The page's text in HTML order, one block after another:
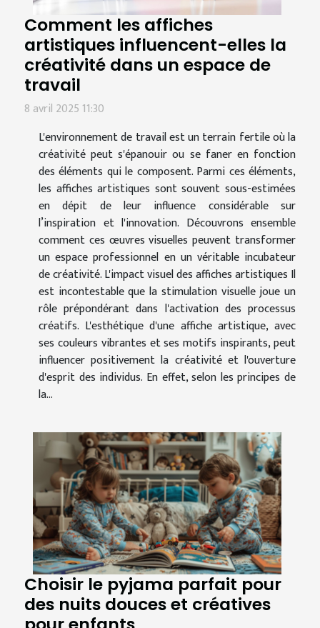
Comment les affiches
artistiques influencent-elles la
créativité dans un espace de
travail
8 avril 2025 11:30
L'environnement de travail est un terrain fertile où la
créativité peut s'épanouir ou se faner en fonction
des éléments qui le composent. Parmi ces éléments,
les affiches artistiques sont souvent sous-estimées
en dépit de leur influence considérable sur
l’inspiration et l'innovation. Découvrons ensemble
comment ces œuvres visuelles peuvent transformer
un espace professionnel en un véritable incubateur
de créativité. L'impact visuel des affiches artistiques Il
est incontestable que la stimulation visuelle joue un
rôle prépondérant dans l'activation des processus
créatifs. L'esthétique d'une affiche artistique, avec
ses couleurs vibrantes et ses motifs inspirants, peut
influencer positivement la créativité et l'ouverture
d'esprit des individus. En effet, selon les principes de
la...
Choisir le pyjama parfait pour
des nuits douces et créatives